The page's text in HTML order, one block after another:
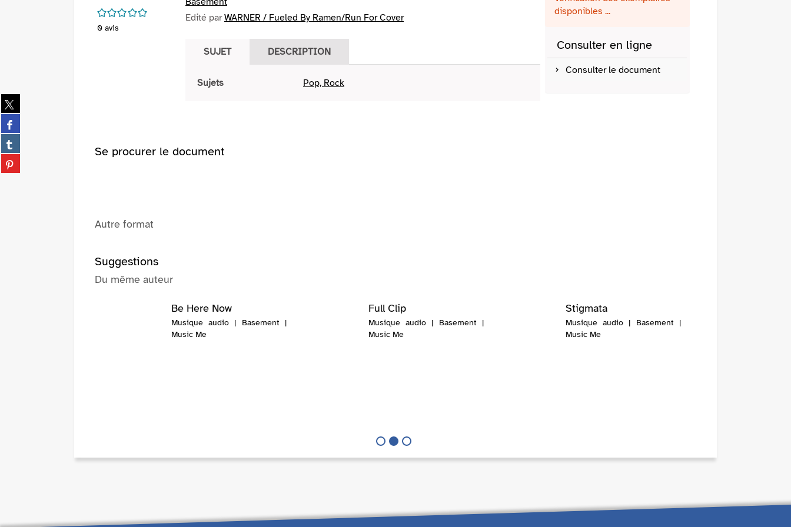
Partager
sur
twitter
(Nouvelle
fenêtre)
Partager
sur
facebook
(Nouvelle
fenêtre)
Partager
sur
tumblr
Partager
sur
/5
0 avis
Edité parWARNER / Fueled By Ramen/Run For Cover
SUJET DESCRIPTION
Sujets Pop, Rock
disponibles ...
Consulter en ligne
Consulter le document
Se procurer le document
Autre format
Suggestions
Du même auteur
Full Clip
Musique audio | Basement |
Music Me
Stigmata
Musique audio | Basement |
Music Me
Be Here Now
Musique audio | Basement |
Music Me